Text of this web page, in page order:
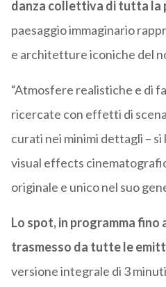
danza collettiva di tutta la
paesaggio immaginario
e architetture iconiche del
“Atmosfere realistiche e di
ricercate con effetti di
curati nei minimi dettagli –
visual effects
originale e unico nel suo
Lo spot, in programma fino
trasmesso da tutte le
versione integrale di 3